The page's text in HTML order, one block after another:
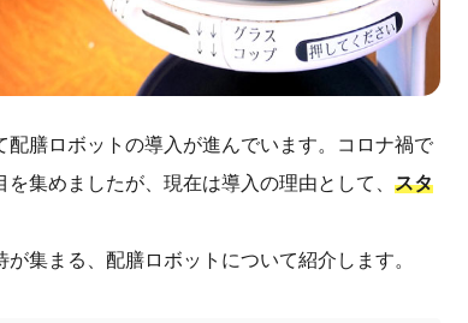
膳ロボットの導入が進んでいます。コロナ禍で
集めましたが、現在は導入の理由として、 スタ
集まる、配膳ロボットについて紹介します。